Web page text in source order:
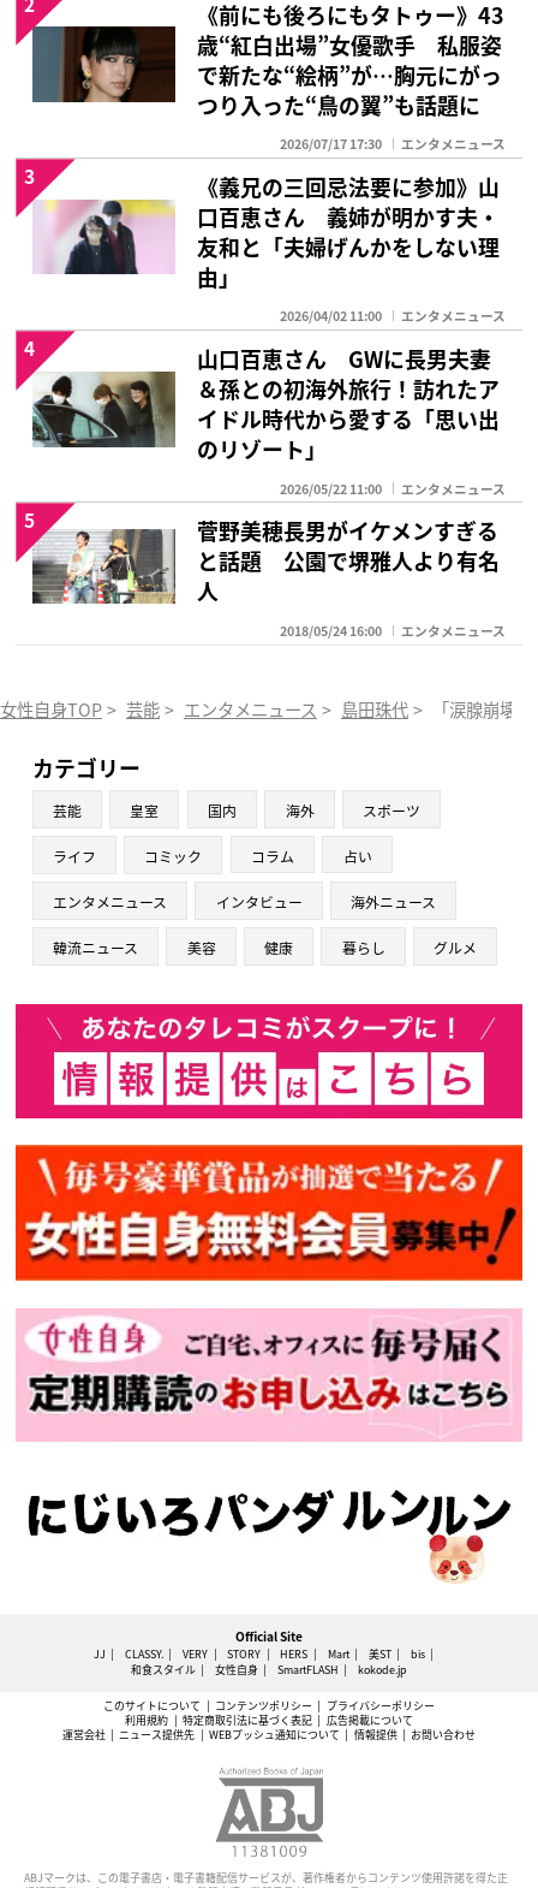
《前にも後ろにもタトゥー》43
歳“紅白出場”女優歌手 私服姿
で新たな“絵柄”が…胸元にがっ
つり入った“鳥の翼”も話題に
2026/07/17 17:30 エンタメニュース
《義兄の三回忌法要に参加》山
口百恵さん 義姉が明かす夫・
友和と「夫婦げんかをしない理
由」
2026/04/02 11:00 エンタメニュース
3
山口百恵さん GWに長男夫妻
＆孫との初海外旅行！訪れたア
イドル時代から愛する「思い出
のリゾート」
2026/05/22 11:00 エンタメニュース
4
菅野美穂長男がイケメンすぎる
と話題 公園で堺雅人より有名
人
2018/05/24 16:00 エンタメニュース
5
女性自身TOP > 芸能 > エンタメニュース > 島田珠代 > 「涙腺崩壊
カテゴリー
芸能 皇室 国内 海外 スポーツ
ライフ コミック コラム 占い
エンタメニュース インタビュー 海外ニュース
韓流ニュース 美容 健康 暮らし グルメ
Official Site
JJ CLASSY. VERY STORY HERS Mart 美ST
bis
和食スタイル
女性自身 SmartFLASH kokode.jp
このサイトについて コンテンツポリシー
プライバシーポリシー
利用規約
特定商取引法に基づく表記
広告掲載について
運営会社
ニュース提供先 WEBプッシュ通知について 情報提供 お問い合わせ
ABJマークは、この電子書店・電子書籍配信サービスが、著作権者からコンテンツ使用許諾を得た正